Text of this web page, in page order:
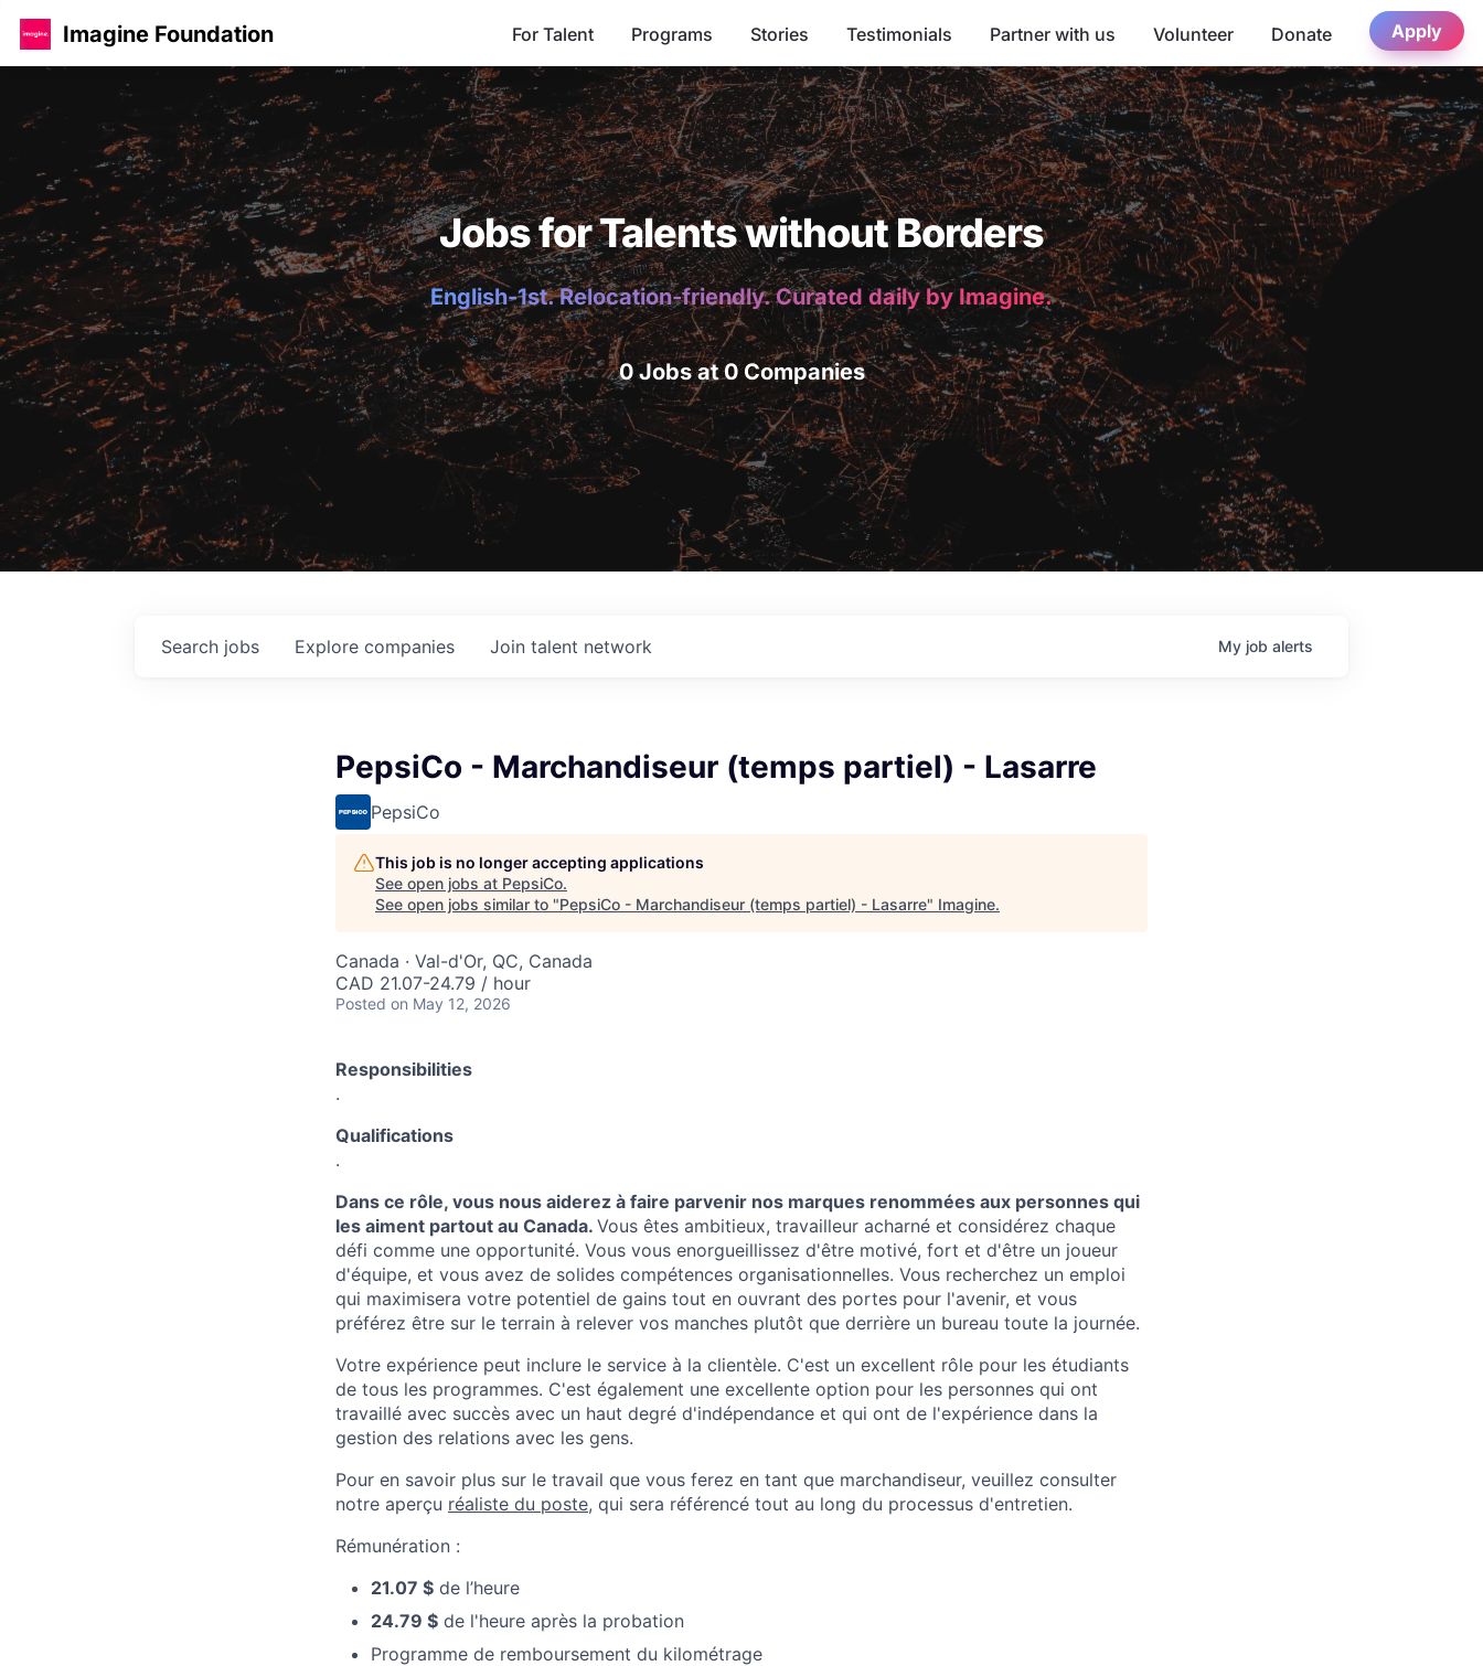
Imagine Foundation For Talent Programs Stories Testimonials Partner with us Volunteer Donate Apply
Jobs for Talents without Borders
English-1st. Relocation-friendly. Curated daily by Imagine.
0 Jobs at 0 Companies
Search jobs Explore companies Join talent network My job alerts
PepsiCo - Marchandiseur (temps partiel) - Lasarre
PepsiCo
This job is no longer accepting applications
See open jobs at PepsiCo.
See open jobs similar to "PepsiCo - Marchandiseur (temps partiel) - Lasarre" Imagine.
Canada · Val-d'Or, QC, Canada
CAD 21.07-24.79 / hour
Posted on May 12, 2026
Responsibilities
.
Qualifications
.
Dans ce rôle, vous nous aiderez à faire parvenir nos marques renommées aux personnes qui
les aiment partout au Canada. Vous êtes ambitieux, travailleur acharné et considérez chaque
défi comme une opportunité. Vous vous enorgueillissez d'être motivé, fort et d'être un joueur
d'équipe, et vous avez de solides compétences organisationnelles. Vous recherchez un emploi
qui maximisera votre potentiel de gains tout en ouvrant des portes pour l'avenir, et vous
préférez être sur le terrain à relever vos manches plutôt que derrière un bureau toute la journée.
Votre expérience peut inclure le service à la clientèle. C'est un excellent rôle pour les étudiants
de tous les programmes. C'est également une excellente option pour les personnes qui ont
travaillé avec succès avec un haut degré d'indépendance et qui ont de l'expérience dans la
gestion des relations avec les gens.
Pour en savoir plus sur le travail que vous ferez en tant que marchandiseur, veuillez consulter
notre aperçu réaliste du poste, qui sera référencé tout au long du processus d'entretien.
Rémunération :
21.07 $ de l’heure
24.79 $ de l'heure après la probation
Programme de remboursement du kilométrage